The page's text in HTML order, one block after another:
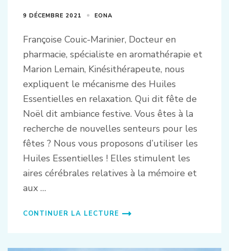
9 DÉCEMBRE 2021 EONA
Françoise Couic-Marinier, Docteur en
pharmacie, spécialiste en aromathérapie et
Marion Lemain, Kinésithérapeute, nous
expliquent le mécanisme des Huiles
Essentielles en relaxation. Qui dit fête de
Noël dit ambiance festive. Vous êtes à la
recherche de nouvelles senteurs pour les
fêtes ? Nous vous proposons d’utiliser les
Huiles Essentielles ! Elles stimulent les
aires cérébrales relatives à la mémoire et
aux …
CONTINUER LA LECTURE